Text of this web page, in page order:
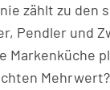
zählt zu den
Pendler und
Markenküche